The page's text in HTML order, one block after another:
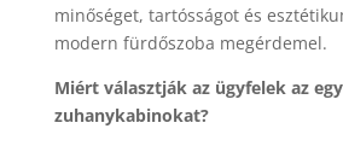
minőséget, tartósságot és
modern fürdőszoba megérdemel.
Miért választják az ügyfelek az
zuhanykabinokat?